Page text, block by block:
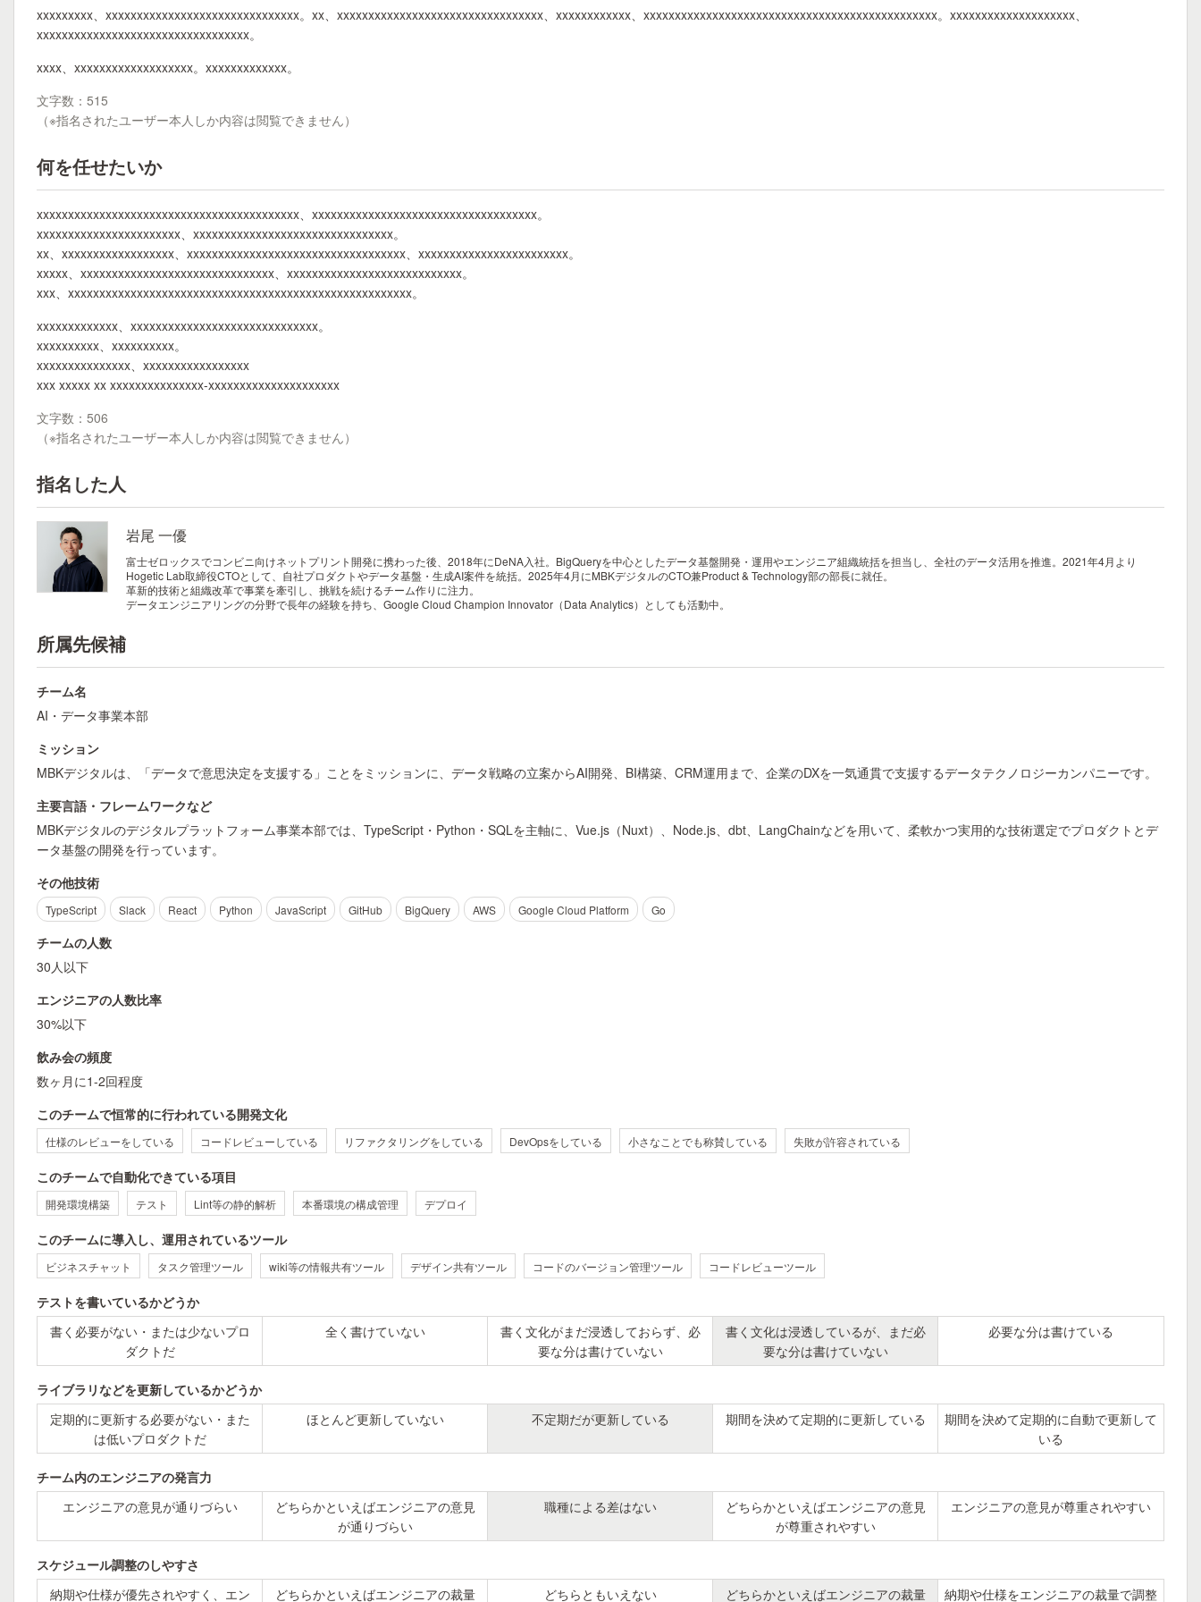
xxxxxxxxx、xxxxxxxxxxxxxxxxxxxxxxxxxxxxxxx。xx、xxxxxxxxxxxxxxxxxxxxxxxxxxxxxxxxx、xxxxxxxxxxxx、xxxxxxxxxxxxxxxxxxxxxxxxxxxxxxxxxxxxxxxxxxxxxxx。xxxxxxxxxxxxxxxxxxxx、
xxxxxxxxxxxxxxxxxxxxxxxxxxxxxxxxxx。
xxxx、xxxxxxxxxxxxxxxxxxx。xxxxxxxxxxxxx。
文字数：515
（※指名されたユーザー本人しか内容は閲覧できません）
何を任せたいか
xxxxxxxxxxxxxxxxxxxxxxxxxxxxxxxxxxxxxxxxxx、xxxxxxxxxxxxxxxxxxxxxxxxxxxxxxxxxxxx。
xxxxxxxxxxxxxxxxxxxxxxx、xxxxxxxxxxxxxxxxxxxxxxxxxxxxxxxx。
xx、xxxxxxxxxxxxxxxxxx、xxxxxxxxxxxxxxxxxxxxxxxxxxxxxxxxxxx、xxxxxxxxxxxxxxxxxxxxxxxx。
xxxxx、xxxxxxxxxxxxxxxxxxxxxxxxxxxxxxx、xxxxxxxxxxxxxxxxxxxxxxxxxxxx。
xxx、xxxxxxxxxxxxxxxxxxxxxxxxxxxxxxxxxxxxxxxxxxxxxxxxxxxxxxx。
xxxxxxxxxxxxx、xxxxxxxxxxxxxxxxxxxxxxxxxxxxxx。
xxxxxxxxxx、xxxxxxxxxx。
xxxxxxxxxxxxxxx、xxxxxxxxxxxxxxxxx
xxx xxxxx xx xxxxxxxxxxxxxxx-xxxxxxxxxxxxxxxxxxxxx
文字数：506
（※指名されたユーザー本人しか内容は閲覧できません）
指名した人
岩尾 一優
富士ゼロックスでコンビニ向けネットプリント開発に携わった後、2018年にDeNA入社。BigQueryを中心としたデータ基盤開発・運用やエンジニア組織統括を担当し、全社のデータ活用を推進。2021年4月より
Hogetic Lab取締役CTOとして、自社プロダクトやデータ基盤・生成AI案件を統括。2025年4月にMBKデジタルのCTO兼Product & Technology部の部長に就任。
革新的技術と組織改革で事業を牽引し、挑戦を続けるチーム作りに注力。
データエンジニアリングの分野で長年の経験を持ち、Google Cloud Champion Innovator（Data Analytics）としても活動中。
所属先候補
チーム名
AI・データ事業本部
ミッション
MBKデジタルは、「データで意思決定を支援する」ことをミッションに、データ戦略の立案からAI開発、BI構築、CRM運用まで、企業のDXを一気通貫で支援するデータテクノロジーカンパニーです。
主要言語・フレームワークなど
MBKデジタルのデジタルプラットフォーム事業本部では、TypeScript・Python・SQLを主軸に、Vue.js（Nuxt）、Node.js、dbt、LangChainなどを用いて、柔軟かつ実用的な技術選定でプロダクトとデ
ータ基盤の開発を行っています。
その他技術
TypeScript Slack React Python JavaScript GitHub BigQuery AWS Google Cloud Platform Go
チームの人数
30人以下
エンジニアの人数比率
30%以下
飲み会の頻度
数ヶ月に1-2回程度
このチームで恒常的に行われている開発文化
仕様のレビューをしている コードレビューしている リファクタリングをしている DevOpsをしている 小さなことでも称賛している 失敗が許容されている
このチームで自動化できている項目
開発環境構築 テスト Lint等の静的解析 本番環境の構成管理 デプロイ
このチームに導入し、運用されているツール
ビジネスチャット タスク管理ツール wiki等の情報共有ツール デザイン共有ツール コードのバージョン管理ツール コードレビューツール
テストを書いているかどうか
書く必要がない・または少ないプロ
ダクトだ
全く書けていない
書く文化がまだ浸透しておらず、必
要な分は書けていない
書く文化は浸透しているが、まだ必
要な分は書けていない
必要な分は書けている
ライブラリなどを更新しているかどうか
定期的に更新する必要がない・また
は低いプロダクトだ
ほとんど更新していない 不定期だが更新している 期間を決めて定期的に更新している
期間を決めて定期的に自動で更新して
いる
チーム内のエンジニアの発言力
エンジニアの意見が通りづらい
どちらかといえばエンジニアの意見
が通りづらい
職種による差はない
どちらかといえばエンジニアの意見
が尊重されやすい
エンジニアの意見が尊重されやすい
スケジュール調整のしやすさ
納期や仕様が優先されやすく、エン
どちらかといえばエンジニアの裁量 どちらともいえない どちらかといえばエンジニアの裁量 納期や仕様をエンジニアの裁量で調整